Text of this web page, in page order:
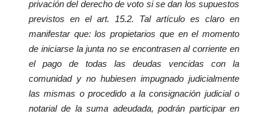
privación del derecho de voto si se dan los supuestos
previstos en el art. 15.2. Tal artículo es claro en
manifestar que: los propietarios que en el momento
de iniciarse la junta no se encontrasen al corriente en
el pago de todas las deudas vencidas con la
comunidad y no hubiesen impugnado judicialmente
las mismas o procedido a la consignación judicial o
notarial de la suma adeudada, podrán participar en